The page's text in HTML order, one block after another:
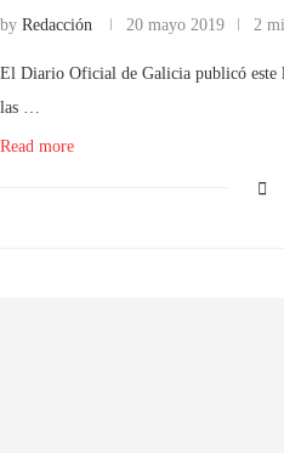
by Redacción 20 mayo 2019 2
El Diario Oficial de Galicia publicó este
las …
Read more